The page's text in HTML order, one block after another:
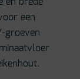
een
groeven